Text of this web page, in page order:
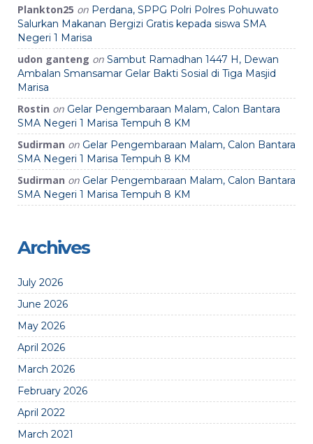
Plankton25 on Perdana, SPPG Polri Polres Pohuwato
Salurkan Makanan Bergizi Gratis kepada siswa SMA
Negeri 1 Marisa
udon ganteng on Sambut Ramadhan 1447 H, Dewan
Ambalan Smansamar Gelar Bakti Sosial di Tiga Masjid
Marisa
Rostin on Gelar Pengembaraan Malam, Calon Bantara
SMA Negeri 1 Marisa Tempuh 8 KM
Sudirman on Gelar Pengembaraan Malam, Calon Bantara
SMA Negeri 1 Marisa Tempuh 8 KM
Sudirman on Gelar Pengembaraan Malam, Calon Bantara
SMA Negeri 1 Marisa Tempuh 8 KM
Archives
July 2026
June 2026
May 2026
April 2026
March 2026
February 2026
April 2022
March 2021